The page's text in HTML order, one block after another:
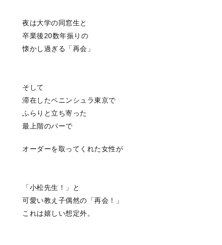
夜は大学の同窓生と
卒業後20数年振りの
懐かし過ぎる「再会」
そして
滞在したペニンシュラ東京で
ふらりと立ち寄った
最上階のバーで
オーダーを取ってくれた女性が
「小松先生！」と
可愛い教え子偶然の「再会！」
これは嬉しい想定外。